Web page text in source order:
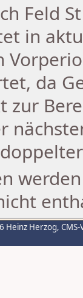
Feld
in
da
zur
Heinz Herzog,